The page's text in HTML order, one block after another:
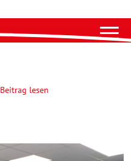
Beitrag lesen